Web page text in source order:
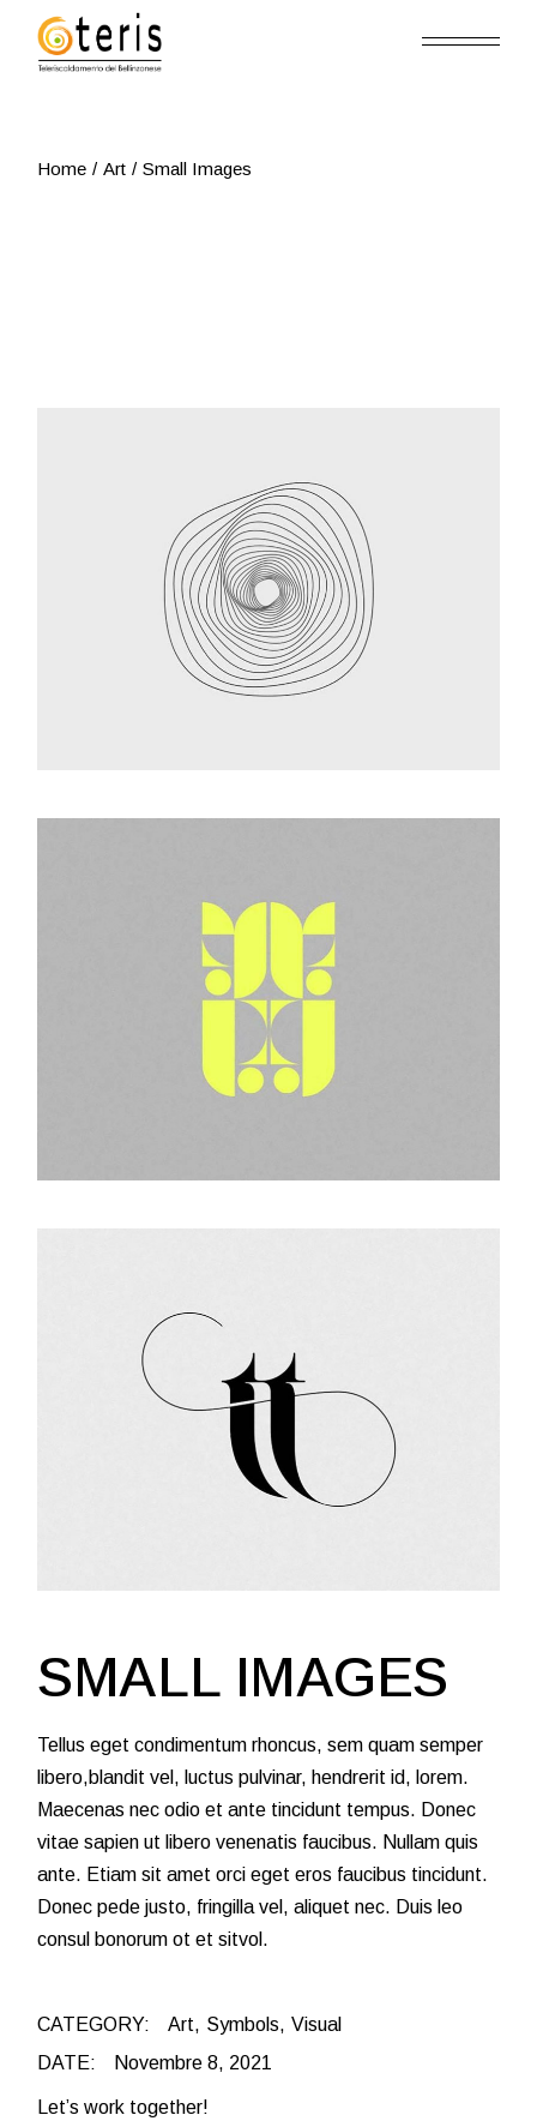
content
Home Art Small Images
SMALL IMAGES
Tellus eget condimentum rhoncus, sem quam semper
libero,blandit vel, luctus pulvinar, hendrerit id, lorem.
Maecenas nec odio et ante tincidunt tempus. Donec
vitae sapien ut libero venenatis faucibus. Nullam quis
ante. Etiam sit amet orci eget eros faucibus tincidunt.
Donec pede justo, fringilla vel, aliquet nec. Duis leo
consul bonorum ot et sitvol.
CATEGORY: Art Symbols
Visual
DATE:
Novembre 8, 2021
Let’s work together!